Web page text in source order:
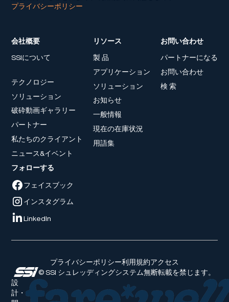
プライバシーポリシー
会社概要
SSIについて
テクノロジー
ソリューション
破砕動画ギャラリー
パートナー
私たちのクライアント
ニュース&イベント
リソース
製 品
アプリケーション
ソリューション
お知らせ
一般情報
現在の在庫状況
用語集
お問い合わせ
パートナーになる
お問い合わせ
検 索
フォローする
フェイスブック
インスタグラム
LinkedIn
© SSI シュレッディングシステム無断転載を禁じます。
プライバシーポリシー利用規約アクセス
設
計・